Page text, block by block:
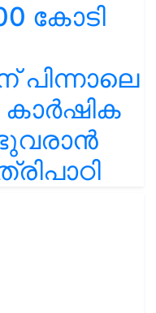
കോടി
പിന്നാലെ
കാർഷിക